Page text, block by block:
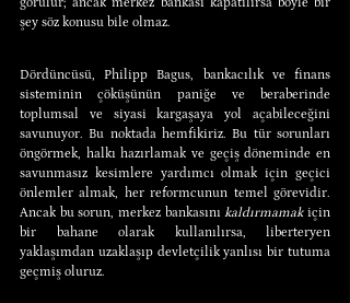
şey söz konusu bile olmaz.
Dördüncüsü, Philipp Bagus, bankacılık ve finans
sisteminin çöküşünün paniğe ve beraberinde
toplumsal ve siyasi kargaşaya yol açabileceğini
savunuyor. Bu noktada hemfikiriz. Bu tür sorunları
öngörmek, halkı hazırlamak ve geçiş döneminde en
savunmasız kesimlere yardımcı olmak için geçici
önlemler almak, her reformcunun temel görevidir.
Ancak bu sorun, merkez bankasını kaldırmamak için
bir bahane olarak kullanılırsa, liberteryen
yaklaşımdan uzaklaşıp devletçilik yanlısı bir tutuma
geçmiş oluruz.